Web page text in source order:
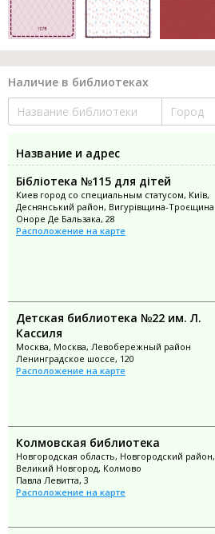
Наличие в библиотеках
Название и адрес
Бібліотека №115 для дітей
Киев город со специальным статусом, Київ,
Деснянський район, Вигурівщина-Троєщина
Оноре Де Бальзака, 28
Расположение на карте
Детская библиотека №22 им. Л.
Кассиля
Москва, Москва, Левобережный район
Ленинградское шоссе, 120
Расположение на карте
Колмовская библиотека
Новгородская область, Новгородский район,
Великий Новгород, Колмово
Павла Левитта, 3
Расположение на карте